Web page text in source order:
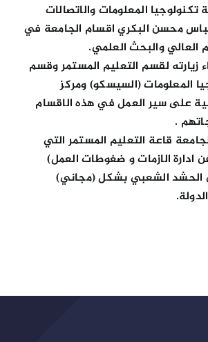
المعلومات والاتصالات
عباس محسن البكري اقسام الجامعة في
العالي والبحث العلمي.
زيارته لقسم التعليم المستمر وقسم
المعلومات (السيسكو) ومركز
على سير العمل في هذه الاقسام
.
قاعة التعليم المستمر التي
ادارة الازمات و ضغوطات العمل)
الحشد الشعبي بشكل (مجاني)